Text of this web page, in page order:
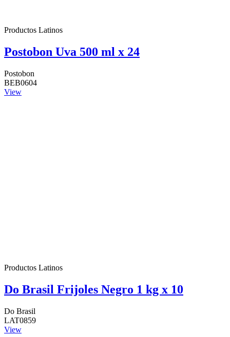
Productos Latinos
Postobon Uva 500 ml x 24
Postobon
BEB0604
View
Productos Latinos
Do Brasil Frijoles Negro 1 kg x 10
Do Brasil
LAT0859
View